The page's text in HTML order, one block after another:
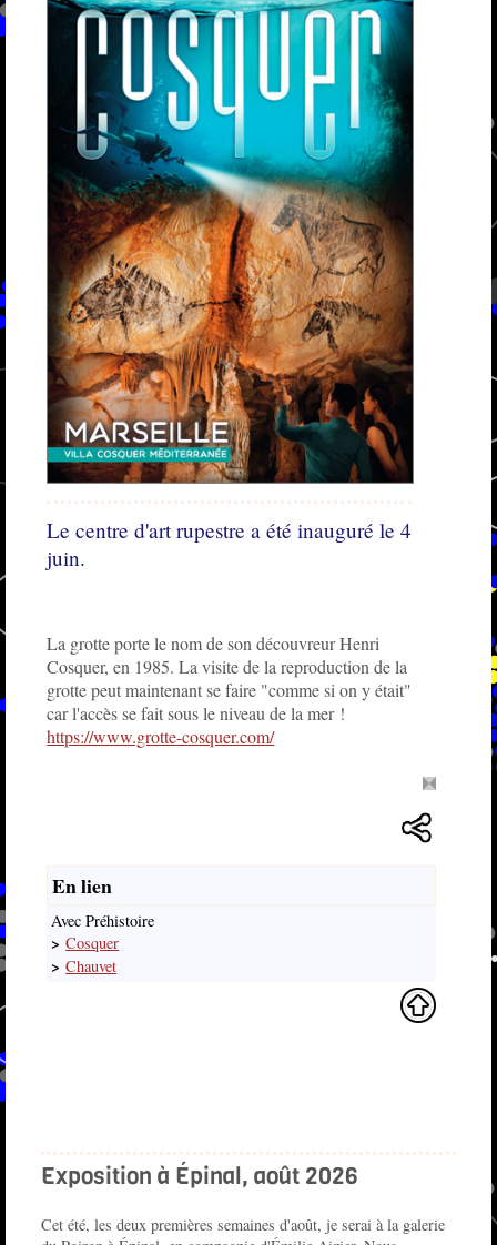
Le centre d'art rupestre a été inauguré le 4
juin.
La grotte porte le nom de son découvreur Henri
Cosquer, en 1985. La visite de la reproduction de la
grotte peut maintenant se faire "comme si on y était"
car l'accès se fait sous le niveau de la mer !
https://www.grotte-cosquer.com/
En lien
Avec Préhistoire
> Cosquer
> Chauvet
Exposition à Épinal, août 2026
Cet été, les deux premières semaines d'août, je serai à la galerie